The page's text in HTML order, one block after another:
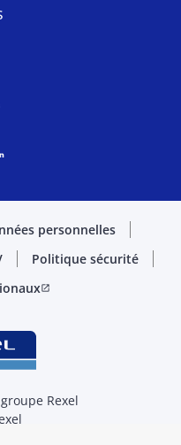
personnelles
Politique sécurité
open_in_new
Rexel